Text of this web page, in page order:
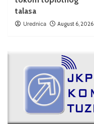
talasa
Urednica August 6, 2026